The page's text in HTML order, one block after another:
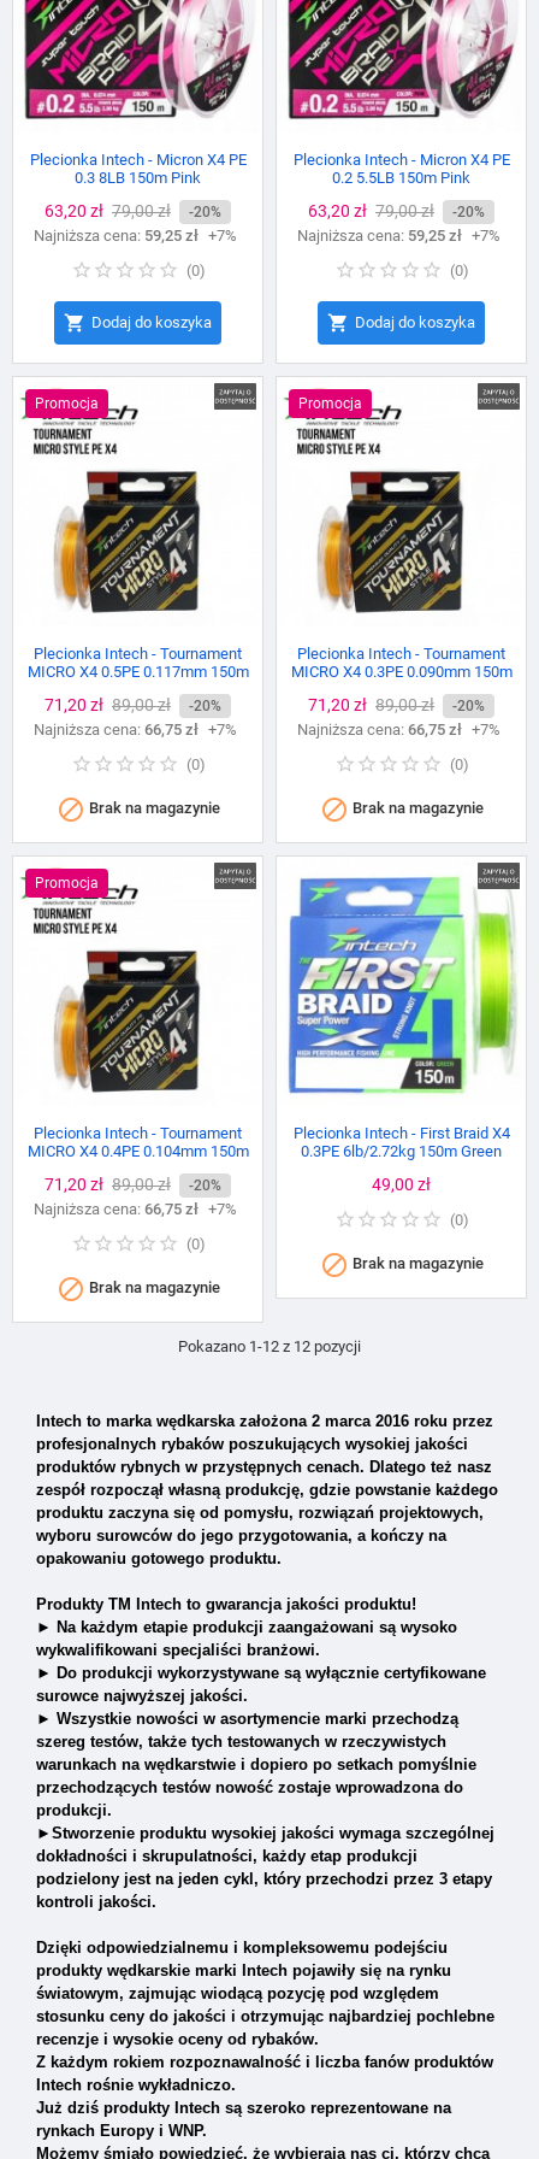
Plecionka Intech - Micron X4 PE
0.3 8LB 150m Pink
Cena
63,20 zł Cena
podstawowa
79,00 zł -20%
Najniższa cena: 59,25 zł +7%
(0)
 Dodaj do koszyka
Plecionka Intech - Micron X4 PE
0.2 5.5LB 150m Pink
Cena
63,20 zł Cena
podstawowa
79,00 zł -20%
Najniższa cena: 59,25 zł +7%
(0)
 Dodaj do koszyka
Promocja
Plecionka Intech - Tournament
MICRO X4 0.5PE 0.117mm 150m
Cena
71,20 zł Cena
podstawowa
89,00 zł -20%
Najniższa cena: 66,75 zł +7%
(0)
 Brak na magazynie
Promocja
Plecionka Intech - Tournament
MICRO X4 0.3PE 0.090mm 150m
Cena
71,20 zł Cena
podstawowa
89,00 zł -20%
Najniższa cena: 66,75 zł +7%
(0)
 Brak na magazynie
Promocja
Plecionka Intech - Tournament
MICRO X4 0.4PE 0.104mm 150m
Cena
71,20 zł Cena
podstawowa
89,00 zł -20%
Najniższa cena: 66,75 zł +7%
(0)
 Brak na magazynie
Plecionka Intech - First Braid X4
0.3PE 6lb/2.72kg 150m Green
Cena
49,00 zł
(0)
 Brak na magazynie
Pokazano 1-12 z 12 pozycji
Intech to marka wędkarska założona 2 marca 2016 roku przez
profesjonalnych rybaków poszukujących wysokiej jakości
produktów rybnych w przystępnych cenach. Dlatego też nasz
zespół rozpoczął własną produkcję, gdzie powstanie każdego
produktu zaczyna się od pomysłu, rozwiązań projektowych,
wyboru surowców do jego przygotowania, a kończy na
opakowaniu gotowego produktu.
Produkty TM Intech to gwarancja jakości produktu!
► Na każdym etapie produkcji zaangażowani są wysoko
wykwalifikowani specjaliści branżowi.
► Do produkcji wykorzystywane są wyłącznie certyfikowane
surowce najwyższej jakości.
► Wszystkie nowości w asortymencie marki przechodzą
szereg testów, także tych testowanych w rzeczywistych
warunkach na wędkarstwie i dopiero po setkach pomyślnie
przechodzących testów nowość zostaje wprowadzona do
produkcji.
►Stworzenie produktu wysokiej jakości wymaga szczególnej
dokładności i skrupulatności, każdy etap produkcji
podzielony jest na jeden cykl, który przechodzi przez 3 etapy
kontroli jakości.
Dzięki odpowiedzialnemu i kompleksowemu podejściu
produkty wędkarskie marki Intech pojawiły się na rynku
światowym, zajmując wiodącą pozycję pod względem
stosunku ceny do jakości i otrzymując najbardziej pochlebne
recenzje i wysokie oceny od rybaków.
Z każdym rokiem rozpoznawalność i liczba fanów produktów
Intech rośnie wykładniczo.
Już dziś produkty Intech są szeroko reprezentowane na
rynkach Europy i WNP.
Możemy śmiało powiedzieć, że wybierają nas ci, którzy chcą